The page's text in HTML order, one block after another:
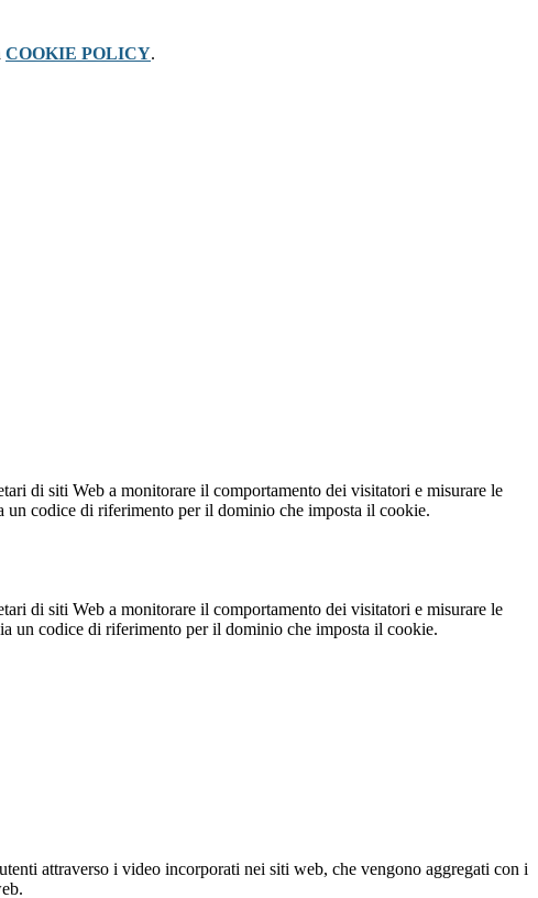
COOKIE POLICY.
di siti Web a monitorare il comportamento dei visitatori e misurare le
un codice di riferimento per il dominio che imposta il cookie.
di siti Web a monitorare il comportamento dei visitatori e misurare le
un codice di riferimento per il dominio che imposta il cookie.
attraverso i video incorporati nei siti web, che vengono aggregati con i